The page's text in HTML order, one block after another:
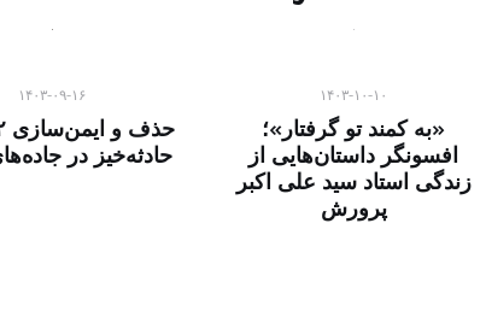
۱۴۰۳-۱۰-۱۰
«به کمند تو گرفتار»؛
افسونگر داستان‌هایی از
زندگی استاد سید علی اکبر
پرورش
۱۴۰۳-۰۹-۱۶
حادثه‌خیز در